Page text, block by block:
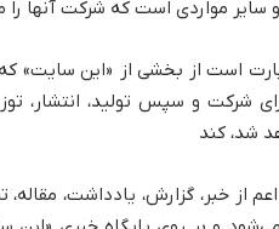
سایر مواردی است که شرکت آنها را
است از بخشی از «این سایت» که
شرکت و سپس تولید، انتشار،
شد، کند
از خبر، گزارش، یادداشت،